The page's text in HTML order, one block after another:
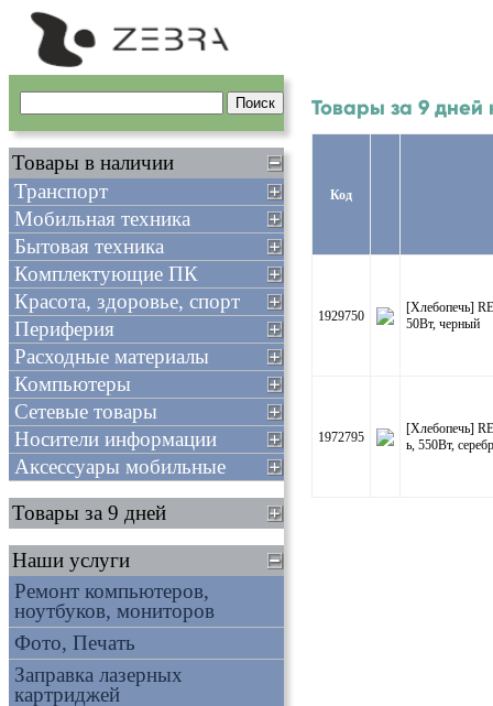
Товары за 9 дней
Код
1929750
[Хлебопечь]
50Вт, черный
1972795
[Хлебопечь]
ь, 550Вт,
Товары в наличии
Транспорт
Мобильная техника
Бытовая техника
Комплектующие ПК
Красота, здоровье, спорт
Периферия
Расходные материалы
Компьютеры
Сетевые товары
Носители информации
Аксессуары мобильные
Товары за 9 дней
Наши услуги
Ремонт компьютеров,
ноутбуков, мониторов
Фото, Печать
Заправка лазерных
картриджей